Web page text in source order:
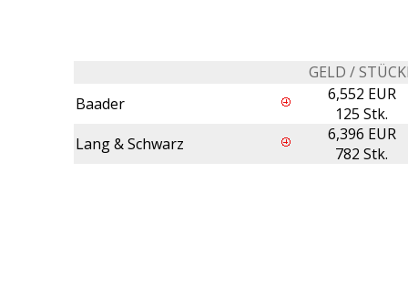
GELD /
Baader
6,552 EUR
125 Stk.
Lang & Schwarz
6,396 EUR
782 Stk.